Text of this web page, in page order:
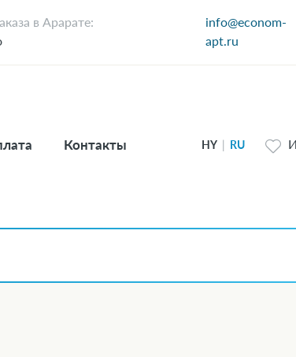
в Арарате:
info@econom-
apt.ru
Контакты HY | RU